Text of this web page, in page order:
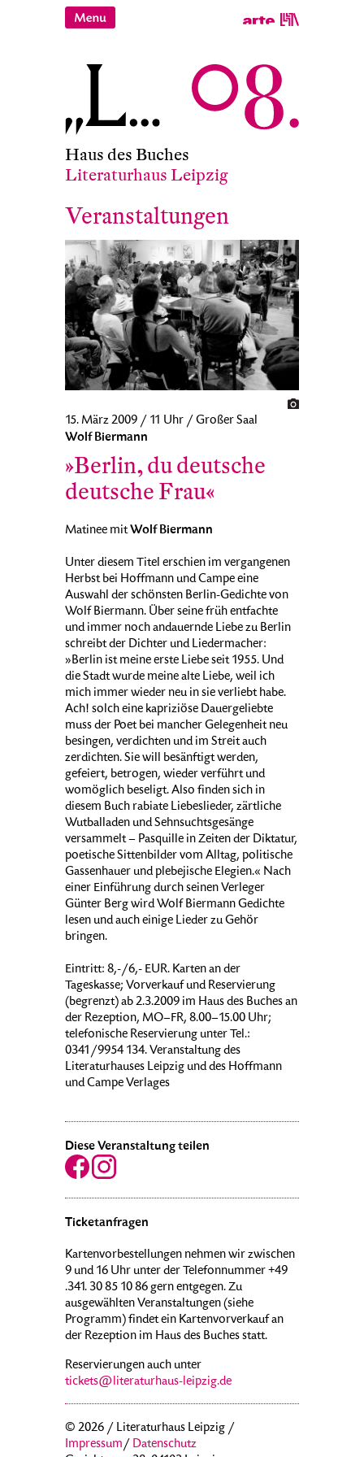
Haus des Buches
Literaturhaus Leipzig
Veranstaltungen
15. März 2009 / 11 Uhr / Großer Saal
Wolf Biermann
»Berlin, du deutsche
deutsche Frau«
Matinee mitWolf Biermann
Unter diesem Titel erschien im vergangenen
Herbst bei Hoffmann und Campe eine
Auswahl der schönsten Berlin-Gedichte von
Wolf Biermann. Über seine früh entfachte
und immer noch andauernde Liebe zu Berlin
schreibt der Dichter und Liedermacher:
»Berlin ist meine erste Liebe seit 1955. Und
die Stadt wurde meine alte Liebe, weil ich
mich immer wieder neu in sie verliebt habe.
Ach! solch eine kapriziöse Dauergeliebte
muss der Poet bei mancher Gelegenheit neu
besingen, verdichten und im Streit auch
zerdichten. Sie will besänftigt werden,
gefeiert, betrogen, wieder verführt und
womöglich beseligt. Also finden sich in
diesem Buch rabiate Liebeslieder, zärtliche
Wutballaden und Sehnsuchtsgesänge
versammelt – Pasquille in Zeiten der Diktatur,
poetische Sittenbilder vom Alltag, politische
Gassenhauer und plebejische Elegien.« Nach
einer Einführung durch seinen Verleger
Günter Berg wird Wolf Biermann Gedichte
lesen und auch einige Lieder zu Gehör
bringen.
Eintritt: 8,-/6,- EUR. Karten an der
Tageskasse; Vorverkauf und Reservierung
(begrenzt) ab 2.3.2009 im Haus des Buches an
der Rezeption, MO–FR, 8.00–15.00 Uhr;
telefonische Reservierung unter Tel.:
0341/9954 134. Veranstaltung des
Literaturhauses Leipzig und des Hoffmann
und Campe Verlages
Diese Veranstaltung teilen
Ticketanfragen
Kartenvorbestellungen nehmen wir zwischen
9 und 16 Uhr unter der Telefonnummer +49
.341. 30 85 10 86 gern entgegen. Zu
ausgewählten Veranstaltungen (siehe
Programm) findet ein Kartenvorverkauf an
der Rezeption im Haus des Buches statt.
Reservierungen auch unter
tickets@literaturhaus-leipzig.de
© 2026 / Literaturhaus Leipzig /
Impressum/ Datenschutz